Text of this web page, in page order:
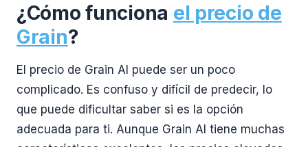
¿Cómo funciona el precio de
Grain?
El precio de Grain AI puede ser un poco
complicado. Es confuso y difícil de predecir, lo
que puede dificultar saber si es la opción
adecuada para ti. Aunque Grain AI tiene muchas